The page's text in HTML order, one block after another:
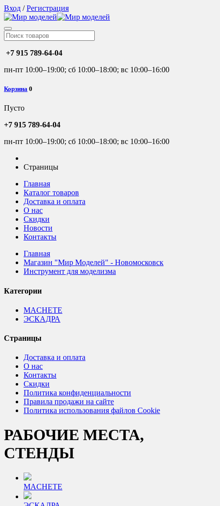
Вход /Регистрация
+7 915 789-64-04
пн-пт 10:00–19:00; сб 10:00–18:00; вс 10:00–16:00
Корзина 0
Пусто
+7 915 789-64-04
пн-пт 10:00–19:00; сб 10:00–18:00; вс 10:00–16:00
Страницы
Главная
Каталог товаров
Доставка и оплата
О нас
Скидки
Новости
Контакты
Главная
Магазин "Мир Моделей" - Новомосковск
Инструмент для моделизма
Категории
MACHETE
ЭСКАДРА
Страницы
Доставка и оплата
О нас
Контакты
Скидки
Политика конфиденциальности
Правила продажи на сайте
Политика использования файлов Cookie
РАБОЧИЕ МЕСТА,
СТЕНДЫ
MACHETE